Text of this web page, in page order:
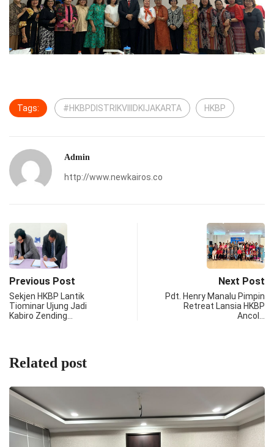
Tags: #HKBPDISTRIKVIIIDKIJAKARTA HKBP
Admin
http://www.newkairos.co
Previous Post
Sekjen HKBP Lantik
Tiominar Ujung Jadi
Kabiro Zending…
Next Post
Pdt. Henry Manalu Pimpin
Retreat Lansia HKBP
Ancol…
Related post